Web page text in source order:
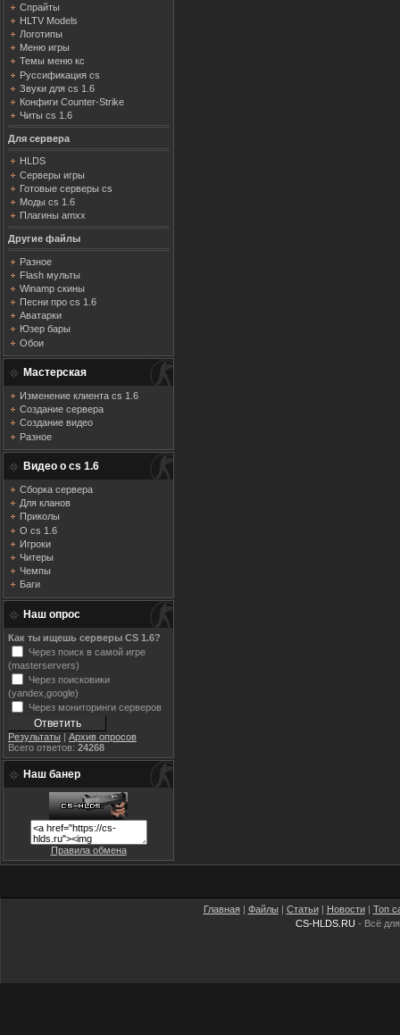
Спрайты
HLTV Models
Логотипы
Меню игры
Темы меню кс
Руссификация cs
Звуки для cs 1.6
Конфиги Counter-Strike
Читы cs 1.6
Для сервера
HLDS
Серверы игры
Готовые серверы cs
Моды cs 1.6
Плагины amxx
Другие файлы
Разное
Flash мульты
Winamp скины
Песни про cs 1.6
Аватарки
Юзер бары
Обои
Мастерская
Изменение клиента cs 1.6
Создание сервера
Создание видео
Разное
Видео о cs 1.6
Сборка сервера
Для кланов
Приколы
О cs 1.6
Игроки
Читеры
Чемпы
Баги
Наш опрос
Как ты ищешь серверы CS 1.6?
Через поиск в самой игре
(masterservers)
Через поисковики
(yandex,google)
Через мониторинги серверов
Результаты | Архив опросов
Всего ответов: 24268
Наш банер
Правила обмена
Главная| Файлы | Статьи| Новости| Топ
CS-HLDS.RU - Всё